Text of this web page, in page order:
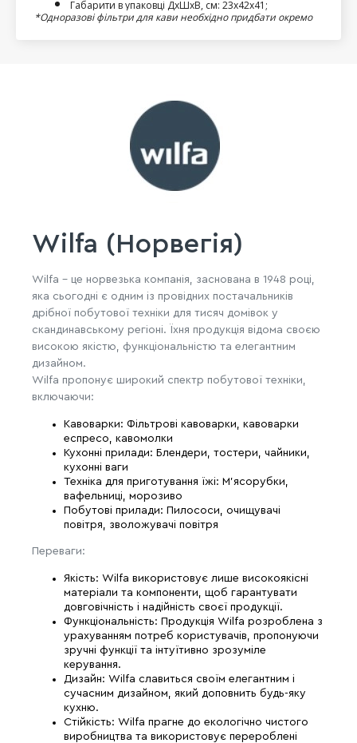
Габарити в упаковці ДхШхВ, см: 23х42х41;
*Одноразові фільтри для кави необхідно придбати окремо
Wilfa (Норвегія)
Wilfa - це норвезька компанія, заснована в 1948 році,
яка сьогодні є одним із провідних постачальників
дрібної побутової техніки для тисяч домівок у
скандинавському регіоні. Їхня продукція відома своєю
високою якістю, функціональністю та елегантним
дизайном.
Wilfa пропонує широкий спектр побутової техніки,
включаючи:
Кавоварки: Фільтрові кавоварки, кавоварки
еспресо, кавомолки
Кухонні прилади: Блендери, тостери, чайники,
кухонні ваги
Техніка для приготування їжі: М'ясорубки,
вафельниці, морозиво
Побутові прилади: Пилососи, очищувачі
повітря, зволожувачі повітря
Переваги:
Якість: Wilfa використовує лише високоякісні
матеріали та компоненти, щоб гарантувати
довговічність і надійність своєї продукції.
Функціональність: Продукція Wilfa розроблена з
урахуванням потреб користувачів, пропонуючи
зручні функції та інтуїтивно зрозуміле
керування.
Дизайн: Wilfa славиться своїм елегантним і
сучасним дизайном, який доповнить будь-яку
кухню.
Стійкість: Wilfa прагне до екологічно чистого
виробництва та використовує перероблені